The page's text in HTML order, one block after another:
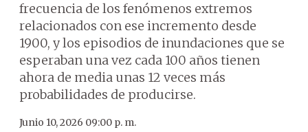
frecuencia de los fenómenos extremos
relacionados con ese incremento desde
1900, y los episodios de inundaciones que se
esperaban una vez cada 100 años tienen
ahora de media unas 12 veces más
probabilidades de producirse.
Junio 10, 2026 09:00 p. m.